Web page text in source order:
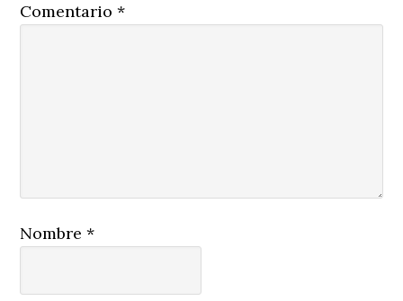
Comentario*
Nombre*